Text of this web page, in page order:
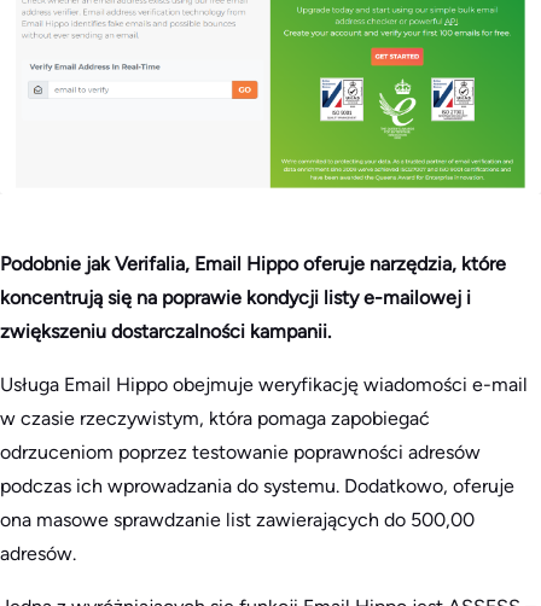
Podobnie jak Verifalia, Email Hippo oferuje narzędzia, które
koncentrują się na poprawie kondycji listy e-mailowej i
zwiększeniu dostarczalności kampanii.
Usługa Email Hippo obejmuje weryfikację wiadomości e-mail
w czasie rzeczywistym, która pomaga zapobiegać
odrzuceniom poprzez testowanie poprawności adresów
podczas ich wprowadzania do systemu. Dodatkowo, oferuje
ona masowe sprawdzanie list zawierających do 500,00
adresów.